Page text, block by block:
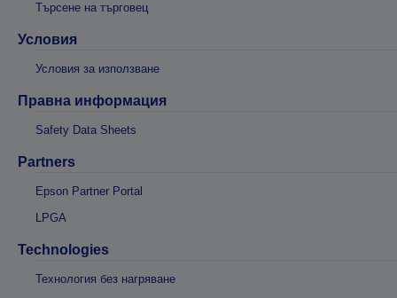
Търсене на търговец
Условия
Условия за използване
Правна информация
Safety Data Sheets
Partners
Epson Partner Portal
LPGA
Technologies
Технология без нагряване